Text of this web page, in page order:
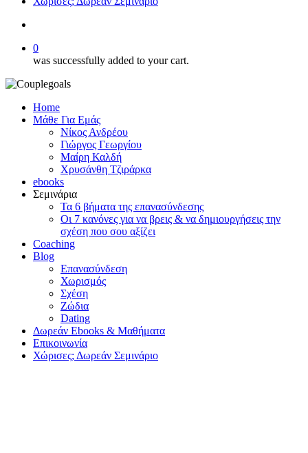
0
was successfully added to your cart.
Home
Μάθε Για Εμάς
Νίκος Ανδρέου
Γιώργος Γεωργίου
Μαίρη Καλδή
Χρυσάνθη Τζιράρκα
ebooks
Σεμινάρια
Τα 6 βήματα της επανασύνδεσης
Οι 7 κανόνες για να βρεις & να δημιουργήσεις την
σχέση που σου αξίζει
Coaching
Blog
Επανασύνδεση
Χωρισμός
Σχέση
Ζώδια
Dating
Δωρεάν Ebooks & Μαθήματα
Επικοινωνία
Χώρισες; Δωρεάν Σεμινάριο